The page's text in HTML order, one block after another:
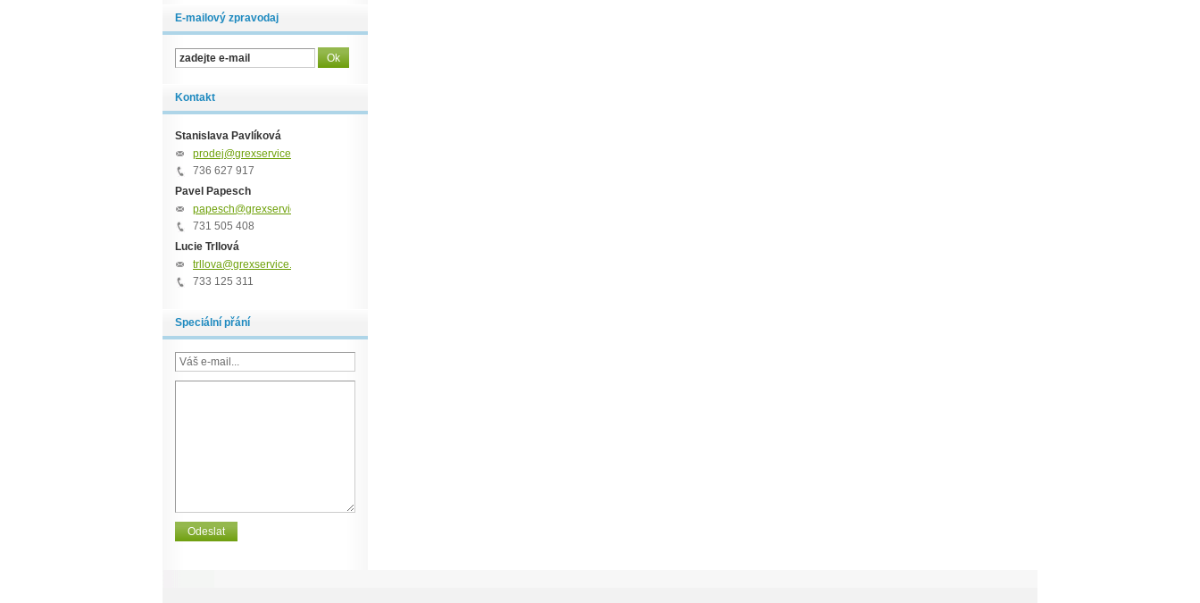
E-mailový zpravodaj
Kontakt
Stanislava Pavlíková
prodej@grexservice.cz
736 627 917
Pavel Papesch
papesch@grexservice.cz
731 505 408
Lucie Trllová
trllova@grexservice.cz
733 125 311
Speciální přání